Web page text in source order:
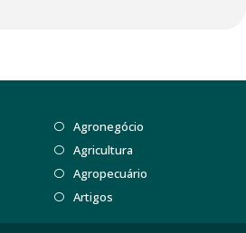
Agronegócio
Agricultura
Agropecuário
Artigos